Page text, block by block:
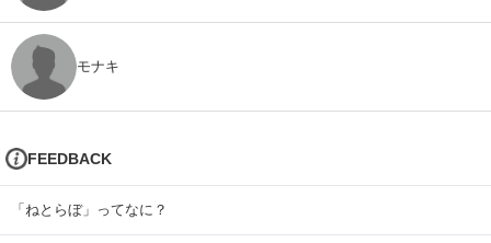
モナキ
FEEDBACK
「ねとらぼ」ってなに？